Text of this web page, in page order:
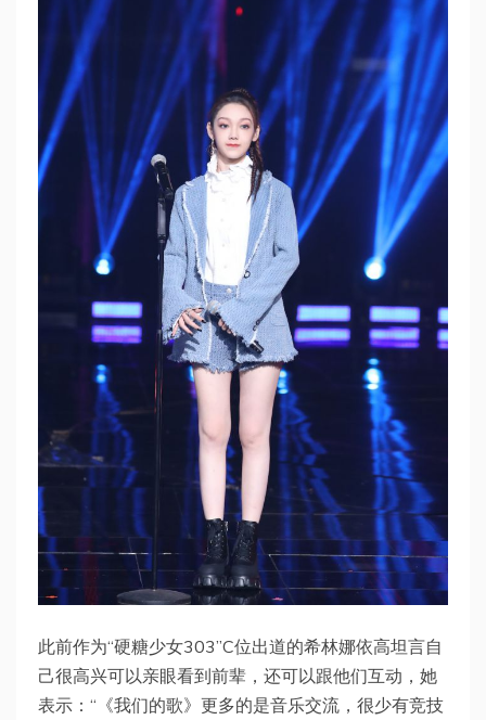
此前作为“硬糖少女303”C位出道的希林娜依高坦言自
己很高兴可以亲眼看到前辈，还可以跟他们互动，她
表示：“《我们的歌》更多的是音乐交流，很少有竞技